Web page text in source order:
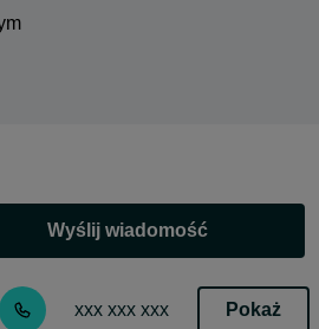
Wyślij wiadomość
xxx xxx xxx Pokaż